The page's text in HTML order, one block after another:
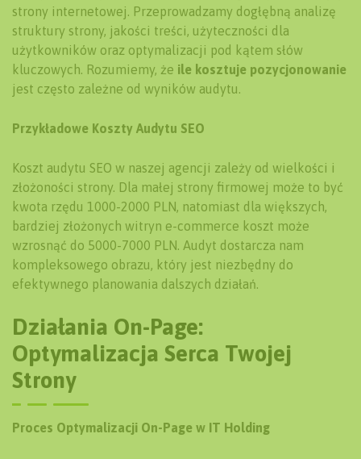
strony internetowej. Przeprowadzamy dogłębną analizę
struktury strony, jakości treści, użyteczności dla
użytkowników oraz optymalizacji pod kątem słów
kluczowych. Rozumiemy, że ile kosztuje pozycjonowanie
jest często zależne od wyników audytu.
Przykładowe Koszty Audytu SEO
Koszt audytu SEO w naszej agencji zależy od wielkości i
złożoności strony. Dla małej strony firmowej może to być
kwota rzędu 1000-2000 PLN, natomiast dla większych,
bardziej złożonych witryn e-commerce koszt może
wzrosnąć do 5000-7000 PLN. Audyt dostarcza nam
kompleksowego obrazu, który jest niezbędny do
efektywnego planowania dalszych działań.
Działania On-Page:
Optymalizacja Serca Twojej
Strony
Proces Optymalizacji On-Page w IT Holding